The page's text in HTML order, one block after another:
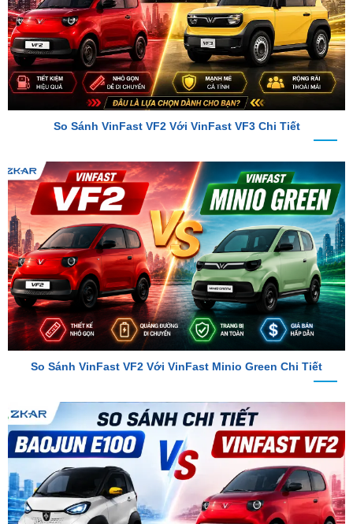
So Sánh VinFast VF2 Với VinFast VF3 Chi Tiết
So Sánh VinFast VF2 Với VinFast Minio Green Chi Tiết